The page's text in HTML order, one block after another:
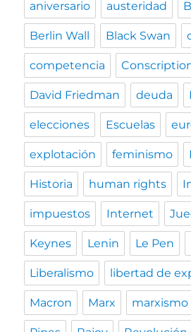
aniversario austeridad
Berlin Wall Black Swan
competencia
David Friedman deuda
elecciones Escuelas
explotación feminismo
Historia human rights
impuestos Internet
Keynes Lenin Le Pen
Liberalismo libertad de
Macron Marx marxismo